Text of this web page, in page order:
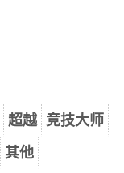
超越 竞技大师
其他